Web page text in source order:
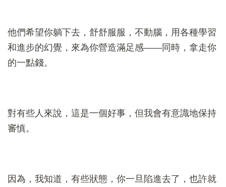
他們希望你躺下去，舒舒服服，不動腦，用各種學習
和進步的幻覺，來為你營造滿足感——同時，拿走你
的一點錢。
對有些人來說，這是一個好事，但我會有意識地保持
審慎。
因為，我知道，有些狀態，你一旦陷進去了，也許就